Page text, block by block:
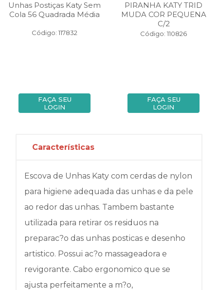
Unhas Postiças Katy Sem
Cola 56 Quadrada Média
Código: 117832
FAÇA SEU
LOGIN
PIRANHA KATY TRID
MUDA COR PEQUENA
C/2
Código: 110826
FAÇA SEU
LOGIN
Características
Escova de Unhas Katy com cerdas de nylon
para higiene adequada das unhas e da pele
ao redor das unhas. Tambem bastante
utilizada para retirar os residuos na
preparac?o das unhas posticas e desenho
artistico. Possui ac?o massageadora e
revigorante. Cabo ergonomico que se
ajusta perfeitamente a m?o,